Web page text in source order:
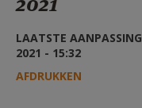
AANMELDEN
LAATSTE
2021 - 15:32
AFDRUKKEN